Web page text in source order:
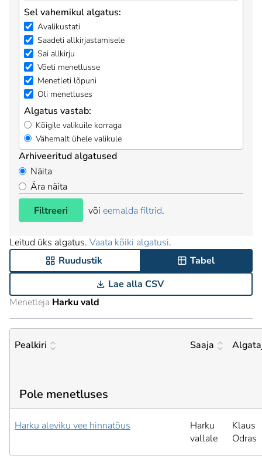
Sel vahemikul algatus:
Avalikustati
Saadeti allkirjastamisele
Sai allkirju
Võeti menetlusse
Menetleti lõpuni
Oli menetluses
Algatus vastab:
Kõigile valikuile korraga
Vähemalt ühele valikule
Arhiveeritud algatused
Näita
Ära näita
Filtreeri
või eemalda filtrid.
Leitud üks algatus. Vaata kõiki algatusi.
Ruudustik
Tabel
Lae alla CSV
Menetleja Harku vald
Pealkiri Saaja
Pole menetluses
Harku aleviku vee hinnatõus
Harku
vallale
Klaus
Odras